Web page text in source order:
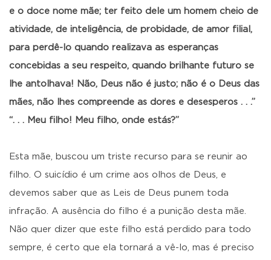
e o doce nome mãe; ter feito dele um homem cheio de
atividade, de inteligência, de probidade, de amor filial,
para perdê-lo quando realizava as esperanças
concebidas a seu respeito, quando brilhante futuro se
lhe antolhava! Não, Deus não é justo; não é o Deus das
mães, não lhes compreende as dores e desesperos . . .”
“. . . Meu filho! Meu filho, onde estás?”
Esta mãe, buscou um triste recurso para se reunir ao
filho. O suicídio é um crime aos olhos de Deus, e
devemos saber que as Leis de Deus punem toda
infração. A ausência do filho é a punição desta mãe.
Não quer dizer que este filho está perdido para todo
sempre, é certo que ela tornará a vê-lo, mas é preciso